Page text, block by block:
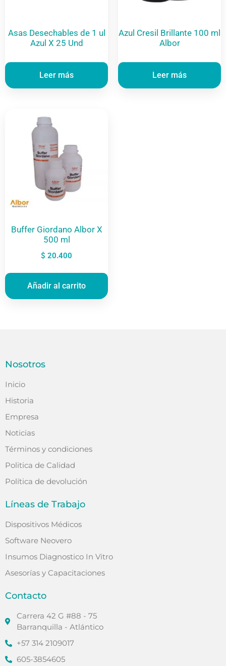
Asas Desechables de 1 ul
Azul X 25 Und
Leer más
Azul Cresil Brillante 100 ml
Albor
Leer más
Buffer Giordano Albor X
500 ml
$ 20.400
Añadir al carrito
Nosotros
Inicio
Historia
Empresa
Noticias
Términos y condiciones
Politica de Calidad
Política de devolución
Líneas de Trabajo
Dispositivos Médicos
Software Neovero
Insumos Diagnostico In Vitro
Asesorías y Capacitaciones
Contacto
Carrera 42 G #88 - 75
Barranquilla - Atlántico
+57 314 2109017
605-3854605